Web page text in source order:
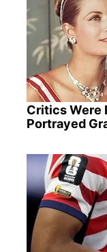
Critics Were
Portrayed